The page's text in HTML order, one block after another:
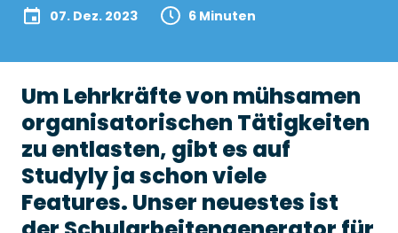
07. Dez. 2023 6 Minuten
Um Lehrkräfte von mühsamen
organisatorischen Tätigkeiten
zu entlasten, gibt es auf
Studyly ja schon viele
Features. Unser neuestes ist